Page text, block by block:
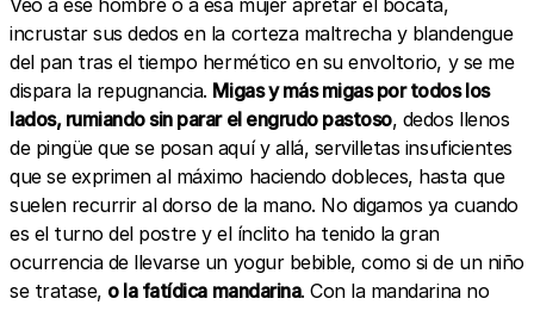
incrustar sus dedos en la corteza maltrecha y blandengue
del pan tras el tiempo hermético en su envoltorio, y se me
dispara la repugnancia. Migas y más migas por todos los
lados, rumiando sin parar el engrudo pastoso, dedos llenos
de pingüe que se posan aquí y allá, servilletas insuficientes
que se exprimen al máximo haciendo dobleces, hasta que
suelen recurrir al dorso de la mano. No digamos ya cuando
es el turno del postre y el ínclito ha tenido la gran
ocurrencia de llevarse un yogur bebible, como si de un niño
se tratase, o la fatídica mandarina. Con la mandarina no